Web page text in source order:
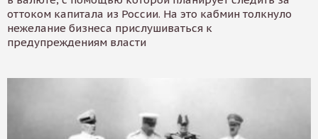
оттоком капитала из России. На это кабмин толкнуло
нежелание бизнеса прислушиваться к
предупреждениям власти